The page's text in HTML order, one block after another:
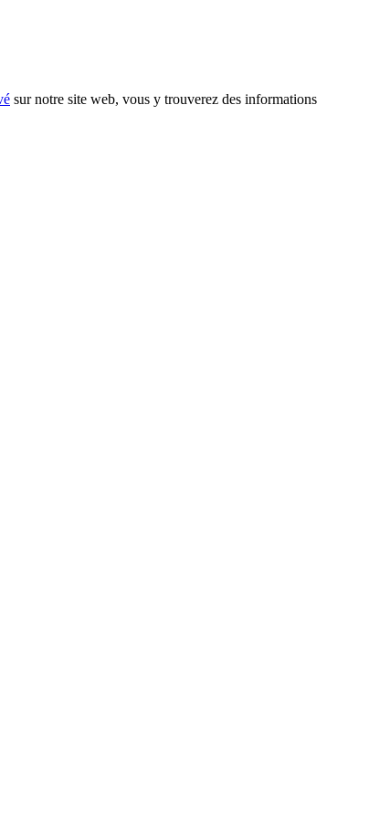
sur notre site web, vous y trouverez des informations